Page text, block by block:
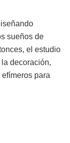
sueños de
el estudio
decoración,
para